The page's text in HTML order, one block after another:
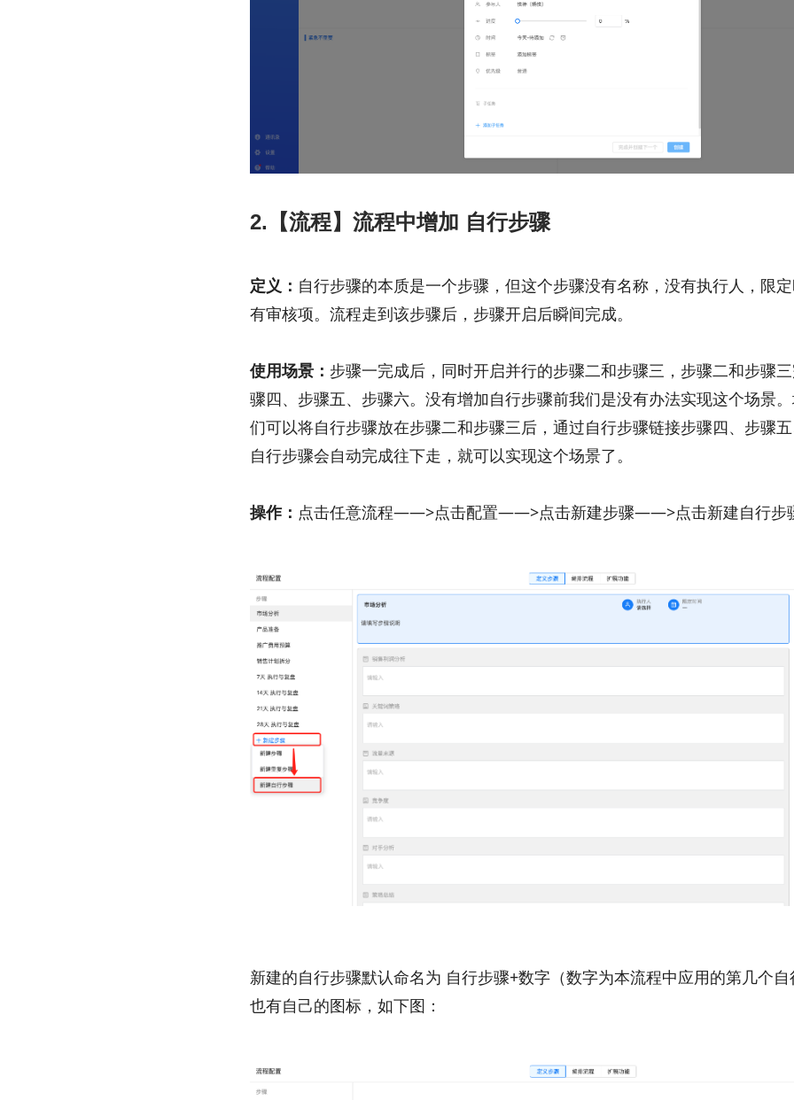
2.【流程】流程中增加 自行步骤
定义： 自行步骤的本质是一个步骤，但这个步骤没有名称，没有执行人，限
有审核项。 流程走到该步骤后，步骤开启后瞬间完成。
使用场景： 步骤一完成后，同时开启并行的步骤二和步骤三，步骤二和步骤
骤四、步骤五、步骤六。没有增加自行步骤前我们是没有办法实现这个场景
们可以将自行步骤放在步骤二和步骤三后，通过自行步骤链接步骤四、步骤
自行步骤会自动完成往下走，就可以实现这个场景了。
操作： 点击任意流程——>点击配置——>点击新建步骤——>点击新建自行步
新建的自行步骤默认命名为 自行步骤+数字（数字为本流程中应用的第几个
也有自己的图标，如下图：